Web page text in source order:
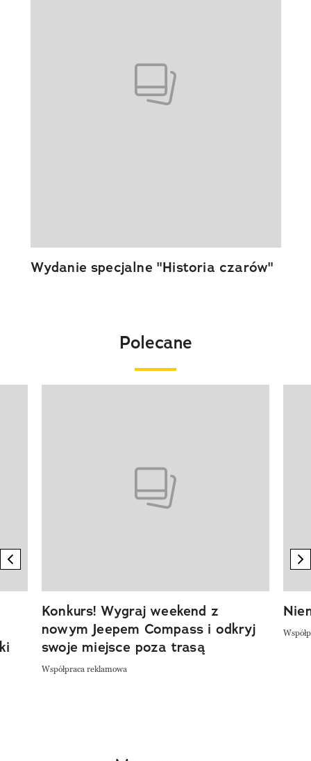
Wydanie specjalne "Historia czarów"
Polecane
previous element
Konkurs! Wygraj weekend z
nowym Jeepem Compass i odkryj
swoje miejsce poza trasą
Współpraca reklamowa